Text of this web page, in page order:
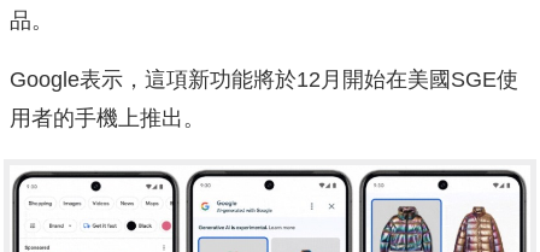
品。
Google表示，這項新功能將於12月開始在美國SGE使
用者的手機上推出。